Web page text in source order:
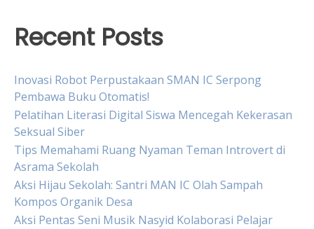
Recent Posts
Inovasi Robot Perpustakaan SMAN IC Serpong
Pembawa Buku Otomatis!
Pelatihan Literasi Digital Siswa Mencegah Kekerasan
Seksual Siber
Tips Memahami Ruang Nyaman Teman Introvert di
Asrama Sekolah
Aksi Hijau Sekolah: Santri MAN IC Olah Sampah
Kompos Organik Desa
Aksi Pentas Seni Musik Nasyid Kolaborasi Pelajar